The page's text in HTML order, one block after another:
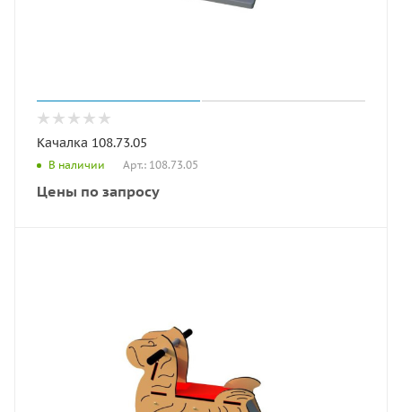
Качалка 108.73.05
В наличии Арт.: 108.73.05
Цены по запросу